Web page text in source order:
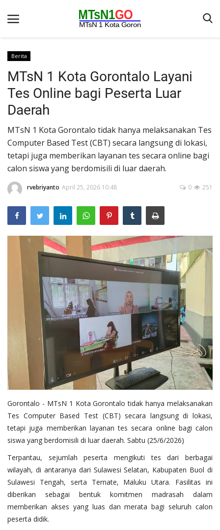
Beranda
Berita
Kontak
Galeri
OPINI
Syarat dan Ketentuan
Aplikasi
Pengumuman
Layanan Publik
Whistleblowing System
Tentang Kami
Berita
MTsN 1 Kota Gorontalo Layani
Tes Online bagi Peserta Luar
Daerah
MTsN 1 Kota Gorontalo tidak hanya melaksanakan Tes
Computer Based Test (CBT) secara langsung di lokasi,
tetapi juga memberikan layanan tes secara online bagi
calon siswa yang berdomisili di luar daerah.
rvebriyanto April 25, 2026 10:48 251
0
Gorontalo - MTsN 1 Kota Gorontalo tidak hanya melaksanakan
Tes Computer Based Test (CBT) secara langsung di lokasi,
tetapi juga memberikan layanan tes secara online bagi calon
siswa yang berdomisili di luar daerah. Sabtu (25/6/2026)
Terpantau, sejumlah peserta mengikuti tes dari berbagai
wilayah, di antaranya dari Sulawesi Selatan, Kabupaten Buol di
Sulawesi Tengah, serta Ternate, Maluku Utara. Fasilitas ini
diberikan sebagai bentuk komitmen madrasah dalam
memberikan akses yang luas dan merata bagi seluruh calon
peserta didik.